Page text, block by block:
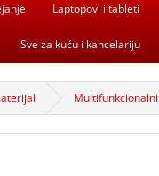
Laptopovi i tableti
Sve za kuću i kancelariju